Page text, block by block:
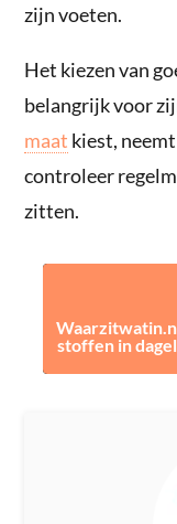
zijn voeten.
Het kiezen van
belangrijk voor
maat kiest,
controleer
zitten.
stoffen in